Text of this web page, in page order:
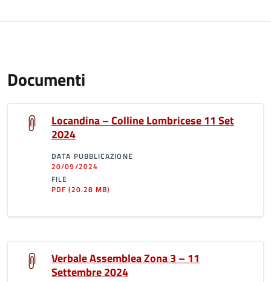
Documenti
Locandina – Colline Lombricese 11 Set
2024
DATA PUBBLICAZIONE
20/09/2024
FILE
PDF(20.28 MB)
Verbale Assemblea Zona 3 – 11
Settembre 2024